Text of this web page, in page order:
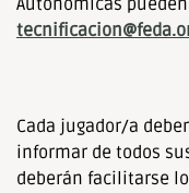
Autonómicas
Cada jugador/a
informar de todos
deberán facilitarse